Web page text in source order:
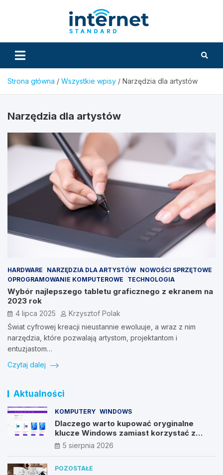
Strona główna Wszystkie wpisy Narzędzia dla artystów
Narzędzia dla artystów
HARDWARE NARZĘDZIA DLA ARTYSTÓW NOWOŚCI SPRZĘTOWE
OPROGRAMOWANIE KOMPUTEROWE
TECHNOLOGIA
Wybór najlepszego tabletu graficznego z ekranem na
2023 rok
4 lipca 2025
Krzysztof Polak
Świat cyfrowej kreacji nieustannie ewoluuje, a wraz z nim
narzędzia, które pozwalają artystom, projektantom i
entuzjastom…
Czytaj dalej
Aktualności
KOMPUTERY WINDOWS
Dlaczego warto kupować oryginalne
klucze Windows zamiast korzystać z
nieautoryzowanych źródeł?
5 sierpnia 2026
POZOSTAŁE